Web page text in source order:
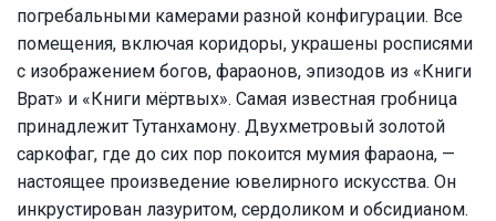
погребальными камерами разной конфигурации. Все
помещения, включая коридоры, украшены росписями
с изображением богов, фараонов, эпизодов из «Книги
Врат» и «Книги мёртвых». Самая известная гробница
принадлежит Тутанхамону. Двухметровый золотой
саркофаг, где до сих пор покоится мумия фараона, —
настоящее произведение ювелирного искусства. Он
инкрустирован лазуритом, сердоликом и обсидианом.